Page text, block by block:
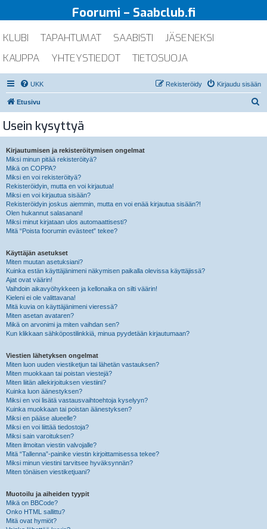
Foorumi – Saabclub.fi
KLUBI TAPAHTUMAT SAABISTI
JÄSENEKSI
KAUPPA
YHTEYSTIEDOT TIETOSUOJA
UKK Kirjaudu sisään
Rekisteröidy
Etusivu
Usein kysyttyä
Kirjautumisen ja rekisteröitymisen ongelmat
Miksi minun pitää rekisteröityä?
Mikä on COPPA?
Miksi en voi rekisteröityä?
Rekisteröidyin, mutta en voi kirjautua!
Miksi en voi kirjautua sisään?
Rekisteröidyin joskus aiemmin, mutta en voi enää kirjautua sisään?!
Olen hukannut salasanani!
Miksi minut kirjataan ulos automaattisesti?
Mitä “Poista foorumin evästeet” tekee?
Käyttäjän asetukset
Miten muutan asetuksiani?
Kuinka estän käyttäjänimeni näkymisen paikalla olevissa käyttäjissä?
Ajat ovat väärin!
Vaihdoin aikavyöhykkeen ja kellonaika on silti väärin!
Kieleni ei ole valittavana!
Mitä kuvia on käyttäjänimeni vieressä?
Miten asetan avataren?
Mikä on arvonimi ja miten vaihdan sen?
Kun klikkaan sähköpostilinkkiä, minua pyydetään kirjautumaan?
Viestien lähetyksen ongelmat
Miten luon uuden viestiketjun tai lähetän vastauksen?
Miten muokkaan tai poistan viestejä?
Miten liitän allekirjoituksen viestiini?
Kuinka luon äänestyksen?
Miksi en voi lisätä vastausvaihtoehtoja kyselyyn?
Kuinka muokkaan tai poistan äänestyksen?
Miksi en pääse alueelle?
Miksi en voi liittää tiedostoja?
Miksi sain varoituksen?
Miten ilmoitan viestin valvojalle?
Mitä “Tallenna”-painike viestin kirjoittamisessa tekee?
Miksi minun viestini tarvitsee hyväksynnän?
Miten tönäisen viestiketjuani?
Muotoilu ja aiheiden tyypit
Mikä on BBCode?
Onko HTML sallittu?
Mitä ovat hymiöt?